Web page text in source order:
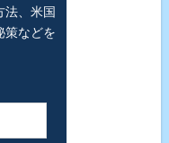
法、米国
策などを